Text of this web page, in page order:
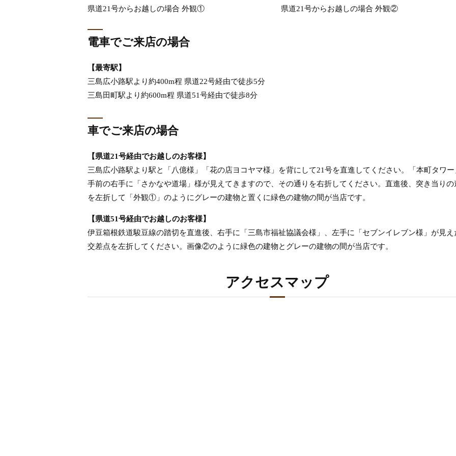
県道21号からお越しの場合 外観① 県道21号からお越しの場合 外観②
電車でご来店の場合
【最寄駅】
三島広小路駅より約400m程 県道22号経由で徒歩5分
三島田町駅より約600m程 県道51号経由で徒歩8分
車でご来店の場合
【県道21号経由でお越しのお客様】
三島広小路駅より駅と「八億様」「花の店ヨコヤマ様」を背にして21号を直進してください。「本町タワー
手前の右手に「さかなや道場」様が見えてきますので、その通りを右折してください。直進後、突き当りの
を左折して「外観①」のようにグレーの建物と置くに緑色の建物の間が当店です。
【県道51号経由でお越しのお客様】
伊豆箱根鉄道駿豆線の踏切を直進後、右手に「三島市福祉協議会様」、左手に「セブンイレブン様」が見え
交差点を左折してください。画像②のように緑色の建物とグレーの建物の間が当店です。
アクセスマップ